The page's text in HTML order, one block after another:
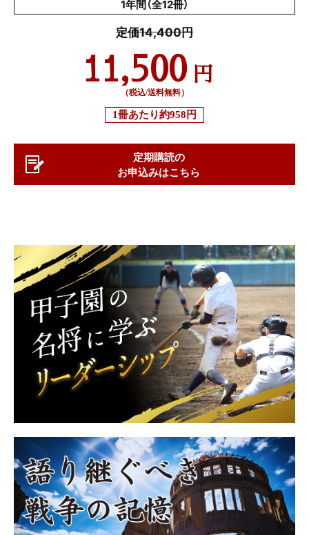
1年間（全12冊）
定価14,400円
11,500 円
（税込/送料無料）
1冊あたり約958円
定期購読の
お申込みはこちら